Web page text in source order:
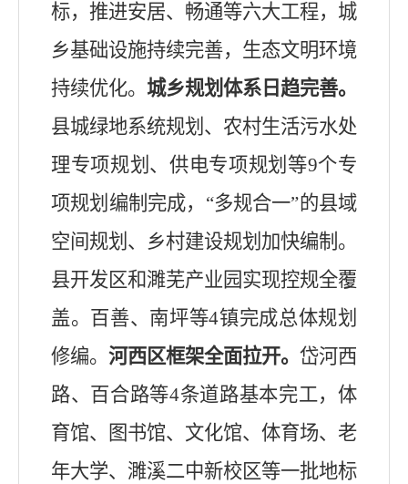
标，推进安居、畅通等六大工程，城
乡基础设施持续完善，生态文明环境
持续优化。 城乡规划体系日趋完善。
县城绿地系统规划、农村生活污水处
理专项规划、供电专项规划等9个专
项规划 编制完成， “多规合一”的县域
空间规划、乡村建设规划 加快编制 。
县开发区和濉芜产业园实现控规全覆
盖。 百善、南坪等4镇完成总体规划
修编。 河西区框架全面拉开。 岱河西
路、百合路等4条道路基本完工，体
育馆、图书馆、文化馆、体育场、老
年大学、濉溪二中新校区等一批地标